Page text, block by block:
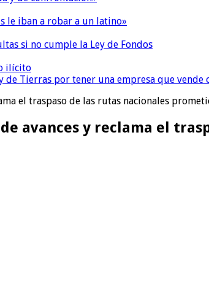
le iban a robar a un latino»
si no cumple la Ley de Fondos
ilícito
de Tierras por tener una empresa que vende
el traspaso de las rutas nacionales
avances y reclama el